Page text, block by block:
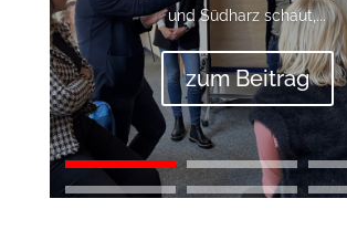
und Südharz schaut,...
zum Beitrag